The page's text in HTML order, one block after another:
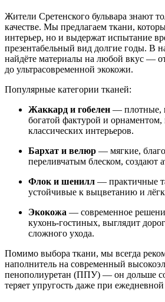
Жители Сретенского бульвара знают
качестве. Мы предлагаем ткани,
интерьер, но и выдержат испытание
презентабельный вид долгие годы. В
найдёте материалы на любой вкус —
до ультрасовременной экокожи.
Популярные категории тканей:
Жаккард и гобелен — плотные,
богатой фактурой и орнаментом,
классических интерьеров.
Бархат и велюр — мягкие,
переливчатым блеском, создают
Флок и шенилл — практичные
устойчивые к выцветанию и
Экокожа — современное
кухонь-гостиных, выглядит
сложного ухода.
Помимо выбора ткани, мы всегда
наполнитель на современный
пенополиуретан (ППУ) — он дольше
теряет упругость даже при ежедневной